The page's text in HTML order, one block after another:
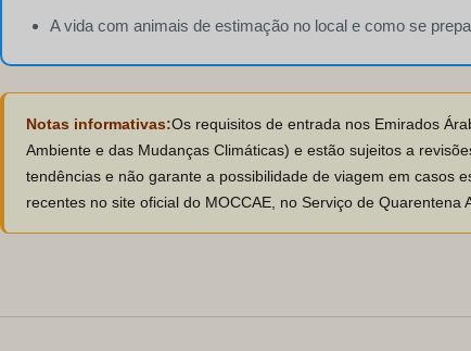
A vida com animais de estimação no local e como se
Notas informativas:Os requisitos de entrada nos Emirados
Ambiente e das Mudanças Climáticas) e estão sujeitos a
tendências e não garante a possibilidade de viagem em casos
recentes no site oficial do MOCCAE, no Serviço de Quarentena